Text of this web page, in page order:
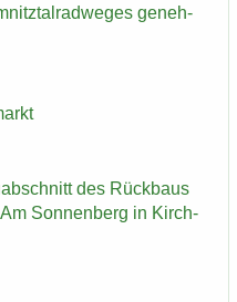
ge­neh­
des Rück­baus
Son­nen­berg in Kirch­